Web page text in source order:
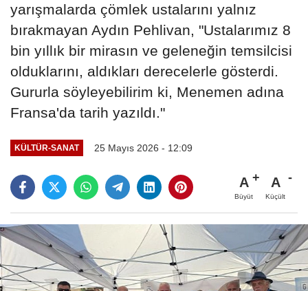
yarışmalarda çömlek ustalarını yalnız
bırakmayan Aydın Pehlivan, "Ustalarımız 8
bin yıllık bir mirasın ve geleneğin temsilcisi
olduklarını, aldıkları derecelerle gösterdi.
Gururla söyleyebilirim ki, Menemen adına
Fransa'da tarih yazıldı."
KÜLTÜR-SANAT 25 Mayıs 2026 - 12:09
A
Büyüt
A
Küçült